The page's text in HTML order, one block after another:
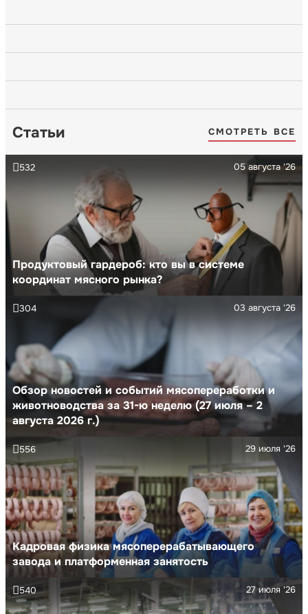
Статьи СМОТРЕТЬ ВСЕ
Продуктовый гардероб: кто вы в системе
координат мясного рынка?
05 августа '26
532
Обзор новостей и событий мясопереработки и
животноводства за 31-ю неделю (27 июля – 2
августа 2026 г.)
03 августа '26
304
Кадровая физика мясоперерабатывающего
завода и платформенная занятость
29 июля '26
556
27 июля '26
540